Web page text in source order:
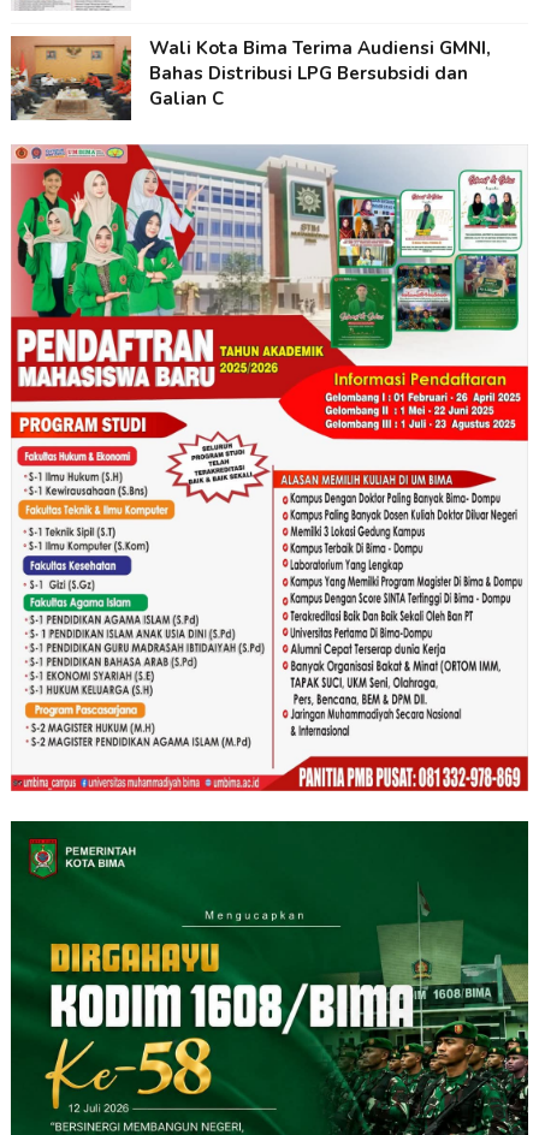
Wali Kota Bima Terima Audiensi GMNI,
Bahas Distribusi LPG Bersubsidi dan
Galian C